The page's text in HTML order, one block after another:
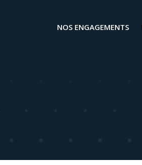
NOS ENGAGEMENTS